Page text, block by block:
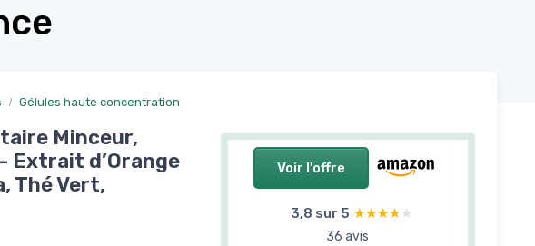
Gélules haute concentration
Voir l'offre
3,8 sur 5 ★★★★★
★★★★★
36 avis
Minceur,
Extrait d’Orange
Thé Vert,